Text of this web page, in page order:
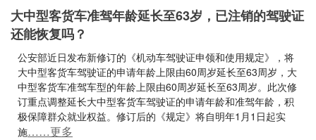
大中型客货车准驾年龄延长至63岁，已注销的驾驶证
还能恢复吗？
公安部近日发布新修订的《机动车驾驶证申领和使用规定》，将
大中型客货车驾驶证的申请年龄上限由60周岁延长至63周岁，大
中型客货车准驾车型的年龄上限由60周岁延长至63周岁。此次修
订重点调整延长大中型客货车驾驶证的申请年龄和准驾年龄，积
极保障群众就业权益。修订后的《规定》将自明年1月1日起实
施……更多